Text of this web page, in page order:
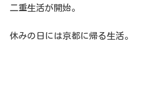
二重生活が開始。
休みの日には京都に帰る生活。